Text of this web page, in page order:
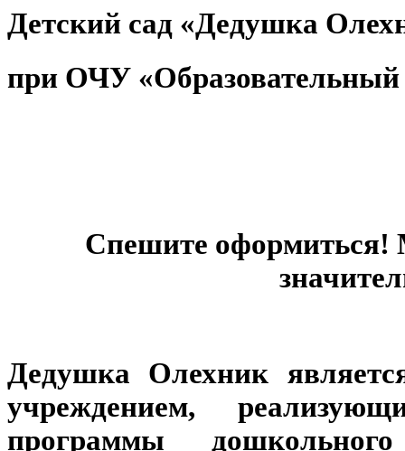
Детский сад «Дедушка
при ОЧУ
Спешите оформиться!
Дедушка Олехник
учреждением,
программы